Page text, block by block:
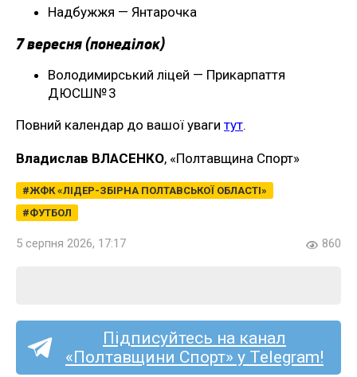
Надбужжя — Янтарочка
7 вересня (понеділок)
Володимирський ліцей — Прикарпаття
ДЮСШ№ 3
Повний календар до вашої уваги тут.
Владислав ВЛАСЕНКО, «Полтавщина Спорт»
ЖФК «ЛІДЕР-ЗБІРНА ПОЛТАВСЬКОЇ ОБЛАСТІ»
ФУТБОЛ
5 серпня 2026, 17:17 860
Підписуйтесь на канал
«Полтавщини Спорт» у Telegram!